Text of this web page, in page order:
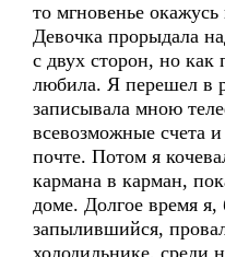
то мгновенье
Девочка прорыдала
с двух сторон, но
любила. Я перешел в
записывала мною
всевозможные счета
почте. Потом я
кармана в карман,
доме. Долгое время я,
запылившийся,
холодильнике,